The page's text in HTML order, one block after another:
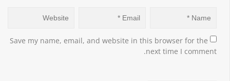
Save my name, email, and website in this browser for the
next time I comment.